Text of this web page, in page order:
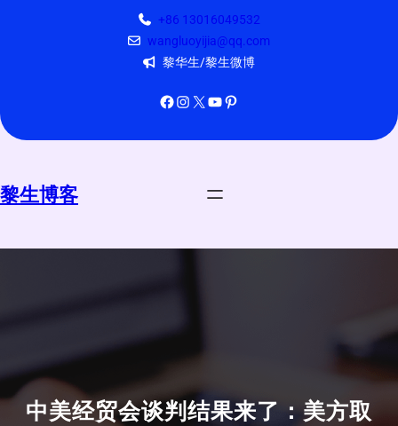
+86 13016049532
wangluoyijia@qq.com
黎华生/黎生微博
Facebook Instagram X YouTube Pinterest
黎生博客
中美经贸会谈判结果来了：美方取